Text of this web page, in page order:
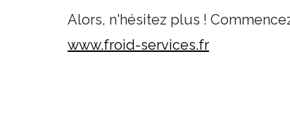
Alors, n'hésitez plus !
www.froid-services.fr